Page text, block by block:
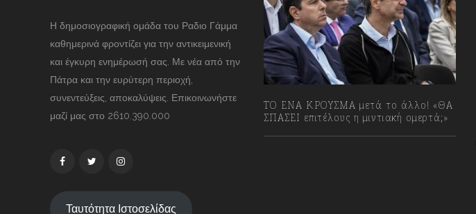
Η δημοσιογραφική ομάδα του Ραδιο Γάμμα
καθημερινά φροντίζει για την αντικειμενική
και έγκυρη ενημέρωσή σας. Με νέα από την
Πάτρα και την ευρύτερη περιοχή,
συνεντεύξεις, αποκαλύψεις. Επικοινωνήστε
μαζί μας στο 2610.390.000
Ταυτότητα Ιστοσελίδας
ΤΟ ΕΝΑ ΚΡΟΥΣΜΑ μετά το άλλο! «ΘΑ
ΣΠΑΣΕΙ επιτέλους η μιντιακή ομερτά;»